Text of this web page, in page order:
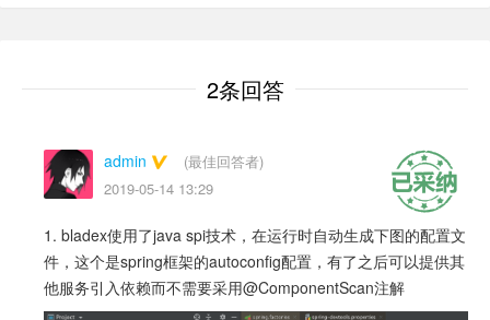
2条回答
admin
(最佳回答者)
2019-05-14 13:29
1. bladex使用了java spi技术，在运行时自动生成下图的配置文
件，这个是spring框架的autoconfig配置，有了之后可以提供其
他服务引入依赖而不需要采用@ComponentScan注解